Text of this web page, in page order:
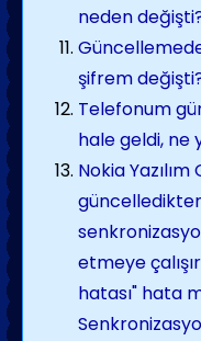
neden
şifrem
Telefonum
hale geldi,
Nokia Yazılım
etmeye
hatası" hata